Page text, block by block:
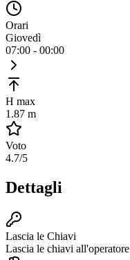
Orari
Giovedì
07:00 - 00:00
H max
1.87 m
Voto
4.7/5
Dettagli
Lascia le Chiavi
Lascia le chiavi all'operatore